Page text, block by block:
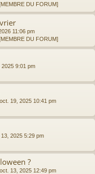
DU FORUM]
11:06 pm
DU FORUM]
2025 9:01 pm
19, 2025 10:41 pm
2025 5:29 pm
?
13, 2025 12:49 pm